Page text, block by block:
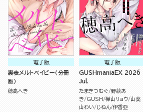
電子版
裏表メルトベイビー（分冊
版）
穂高へき
電子版
GUSHmaniaEX 2026
Jul.
たまきつむぐ 野萩あ
き
GUSH 樺山リョウ 山葵
山わい
じねん 伊香亞